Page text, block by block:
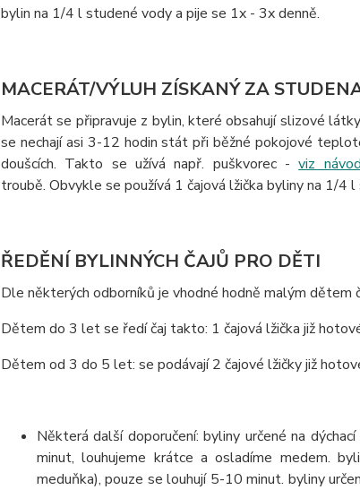
bylin na 1/4 l studené vody a pije se 1x - 3x denně.
MACERÁT/VÝLUH ZÍSKANÝ ZA
Macerát se připravuje z bylin, které obsahují slizové
se nechají asi 3-12 hodin stát při běžné pokojové
doušcích. Takto se užívá např. puškvorec -viz
troubě. Obvykle se používá 1 čajová lžička byliny na 1/4
ŘEDĚNÍ BYLINNÝCH ČAJŮ PRO DĚTI
Dle některých odborníků je vhodné hodně malým dětem
Dětem do 3 let se ředí čaj takto: 1 čajová lžička již
Dětem od 3 do 5 let: se podávají 2 čajové lžičky již
Některá další doporučení: byliny určené na
minut, louhujeme krátce a osladíme medem.
meduňka), pouze se louhují 5-10 minut. byliny